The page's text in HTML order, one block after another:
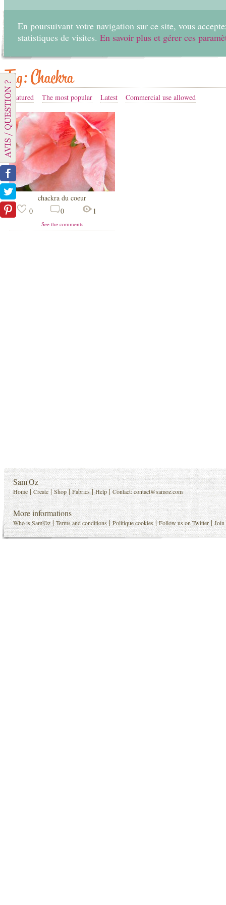
En poursuivant votre navigation sur ce site, vous
statistiques de visites. En savoir plus et gérer ces
Tag: Chackra
Featured The most popular Latest Commercial use allowed
chackra du coeur
0
0 1
See the comments
Sam'Oz
Home |Create |Shop |Fabrics |Help |Contact:contact@samoz.com
More informations
Who is Sam'Oz |Terms and conditions |Politique cookies |Follow us on Twitter |Join